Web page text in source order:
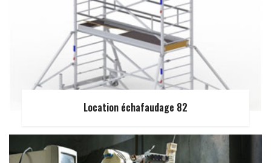
Location échafaudage 82